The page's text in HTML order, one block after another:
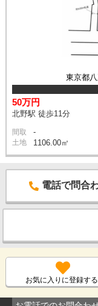
東京都
50万円
北野駅 徒歩11分
間取 -
土地 1106.00㎡
電話で問合
お気に入りに登録する